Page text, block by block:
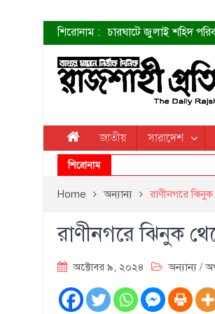
শিরোনাম : চারঘাটে জুলাই শহিদ
শহীদদের প্রত্যাশা
ত্বক ভালো রাখতে যে ৫
জুলাই স্মৃতি জাদুঘরের
শাহরুখের নতুন সিনেমার
কোয়ার্টার ফাইনালে
ডেনিস লিয়ামিন রাশিয়ার
জুলাই শহিদদের আত্মত্যাগ
জাতীয় সারাদেশ
শিরোনাম
Home অন্যান্য রাণীনগরে
রাণীনগরে ঝিনুক
অক্টোবর ৯, ২০২৪ অন্যান্য /